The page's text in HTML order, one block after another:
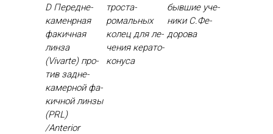
D Пе­ред­не­
камен­рная
фа­кич­ная
лин­за
(Vivarte) про­
тив зад­не­
камер­ной фа­
кич­ной лин­зы
(PRL)
/Anterior
трос­та­
ромаль­ных
ко­лец для ле­
чения ке­рато­
кону­са
быв­шие уче­
ники С.Фе­
доро­ва